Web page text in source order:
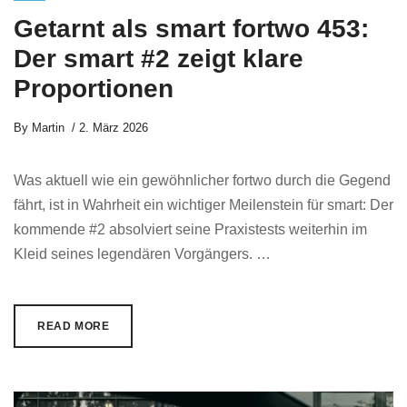
Getarnt als smart fortwo 453:
Der smart #2 zeigt klare
Proportionen
By Martin 2. März 2026
Was aktuell wie ein gewöhnlicher fortwo durch die Gegend
fährt, ist in Wahrheit ein wichtiger Meilenstein für smart: Der
kommende #2 absolviert seine Praxistests weiterhin im
Kleid seines legendären Vorgängers. …
READ MORE